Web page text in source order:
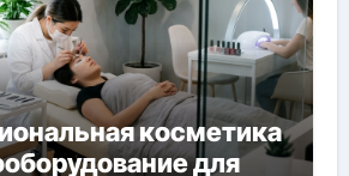
косметика
для